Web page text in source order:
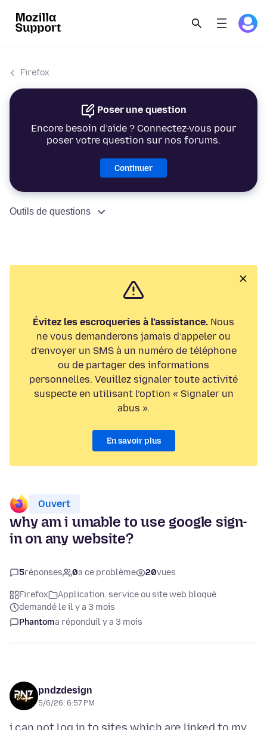
Firefox
Poser une question
Encore besoin d’aide ? Connectez-vous pour
poser votre question sur nos forums.
Continuer
Outils de questions
Évitez les escroqueries à l’assistance. Nous
ne vous demanderons jamais d’appeler ou
d’envoyer un SMS à un numéro de téléphone
ou de partager des informations
personnelles. Veuillez signaler toute activité
suspecte en utilisant l’option « Signaler un
abus ».
En savoir plus
Ouvert
why am i umable to use google sign-
in on any website?
5réponses 0a ce problème 20vues
Firefox
Application, service ou site web bloqué
demandé le il y a 3 mois
Phantoma réponduil y a 3 mois
pndzdesign
5/6/26, 6:57 PM